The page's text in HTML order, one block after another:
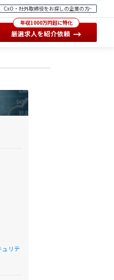
CxO・社外取締役をお探しの企業の方
年収1000万円超に特化
厳選求人を紹介依頼 →
ュリテ